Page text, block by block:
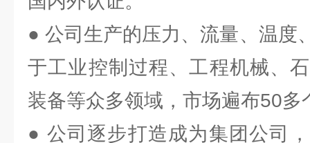
● 公司生产的压力、流量、温度
于工业控制过程、工程机械、
装备等众多领域，市场遍布50多
● 公司逐步打造成为集团公司